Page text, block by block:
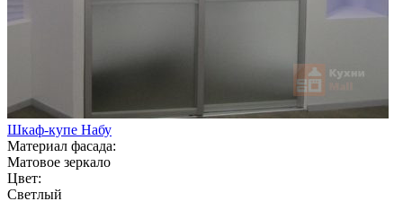
Шкаф-купе Набу
Материал фасада:
Матовое зеркало
Цвет:
Светлый